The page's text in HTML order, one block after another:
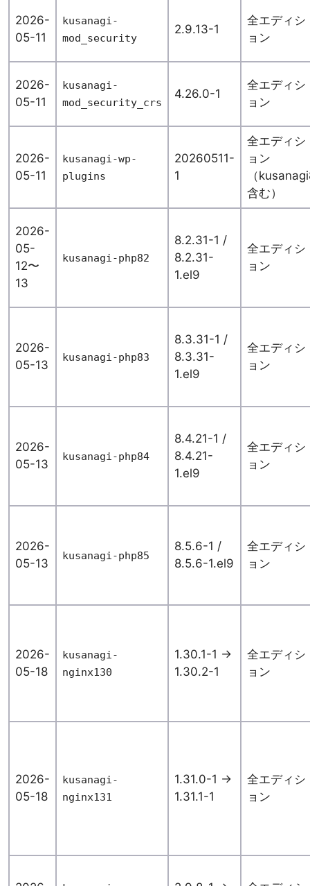
2026-
05-11
kusanagi-
mod_security
2.9.13-1
全エディシ
ョン
2026-
05-11
kusanagi-
mod_security_crs
4.26.0-1
全エディシ
ョン
2026-
05-11
kusanagi-wp-
plugins
20260511-
1
全エディシ
ョン
（
含む）
2026-
05-
12〜
13
kusanagi-php82
8.2.31-1 /
8.2.31-
1.el9
全エディシ
ョン
2026-
05-13
kusanagi-php83
8.3.31-1 /
8.3.31-
1.el9
全エディシ
ョン
2026-
05-13
kusanagi-php84
8.4.21-1 /
8.4.21-
1.el9
全エディシ
ョン
2026-
05-13
kusanagi-php85
8.5.6-1 /
8.5.6-1.el9
全エディシ
ョン
2026-
05-18
kusanagi-
nginx130
1.30.1-1 →
1.30.2-1
全エディシ
ョン
2026-
05-18
kusanagi-
nginx131
1.31.0-1 →
1.31.1-1
全エディシ
ョン